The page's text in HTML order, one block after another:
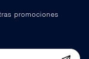
promociones